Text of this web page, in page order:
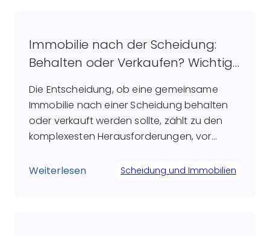
Immobilie nach der Scheidung:
Behalten oder Verkaufen? Wichtige
Die Entscheidung, ob eine gemeinsame
Immobilie nach einer Scheidung behalten
oder verkauft werden sollte, zählt zu den
komplexesten Herausforderungen, vor
einige Paare anstreben, ihr Zuhause zu
Weiterlesen Scheidung und Immobilien